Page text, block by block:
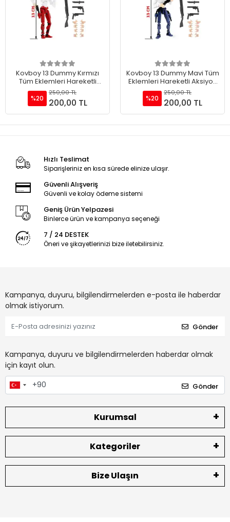
Sepete Ekle
Kovboy 13 Dummy Kırmızı
Tüm Eklemleri Hareketli
Aksiyon Figürü Oyuncak
%20
250,00 TL
200,00 TL
Sepete Ekle
Kovboy 13 Dummy Mavi Tüm
Eklemleri Hareketli Aksiyon
Figürü Oyuncak
%20
250,00 TL
200,00 TL
Hızlı Teslimat
Siparişleriniz en kısa sürede elinize ulaşır.
Güvenli Alışveriş
Güvenli ve kolay ödeme sistemi
Geniş Ürün Yelpazesi
Binlerce ürün ve kampanya seçeneği
7 / 24 DESTEK
Öneri ve şikayetlerinizi bize iletebilirsiniz.
Kampanya, duyuru, bilgilendirmelerden e-posta ile haberdar
olmak istiyorum.
Gönder
Kampanya, duyuru ve bilgilendirmelerden haberdar olmak
için kayıt olun.
Gönder
Kurumsal
Kategoriler
Bize Ulaşın